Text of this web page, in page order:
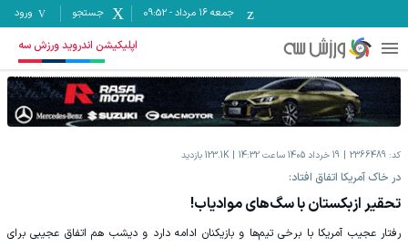
جمعه ۱۶ مرداد -
09:52 جستجو ورود
اپلیکیشن اندروید ورزش سه
کد: 2366489 19 خرداد 1405 ساعت 14:32 123.1K بازدید
در خاک آمریکا اتفاق افتاد:
تحقیر ازبکستان با سگ‌های موادیاب!
رفتار عجیب آمریکا با برخی تیم‌ها و بازیکنان ادامه دارد و دیشب هم اتفاق عجیبی برای